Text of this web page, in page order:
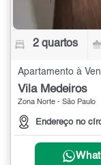
2 quartos
Apartamento à
Vila Medeiros
Zona Norte - São Paulo
Endereço no